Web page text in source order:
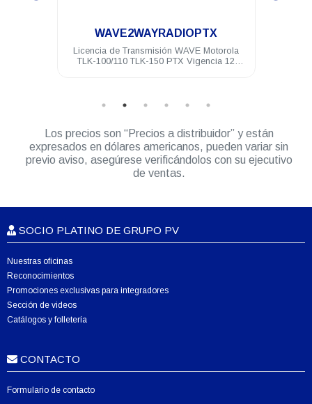
WAVE2WAYRADIOPTX
Licencia de Transmisión WAVE Motorola
TLK-100/110 TLK-150 PTX Vigencia 12
Los precios son “Precios a distribuidor” y están
expresados en dólares americanos, pueden variar sin
previo aviso, asegúrese verificándolos con su ejecutivo
de ventas.
SOCIO PLATINO DE GRUPO PV
Nuestras oficinas
Reconocimientos
Promociones exclusivas para integradores
Sección de videos
Catálogos y folletería
CONTACTO
Formulario de contacto